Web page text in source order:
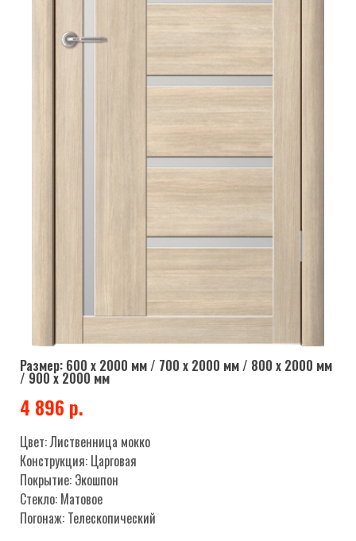
Размер: 600 х 2000 мм / 700 х 2000 мм / 800 х 2000 мм
/ 900 х 2000 мм
4 896 р.
Цвет: Лиственница мокко
Конструкция: Царговая
Покрытие: Экошпон
Стекло: Матовое
Погонаж: Телескопический